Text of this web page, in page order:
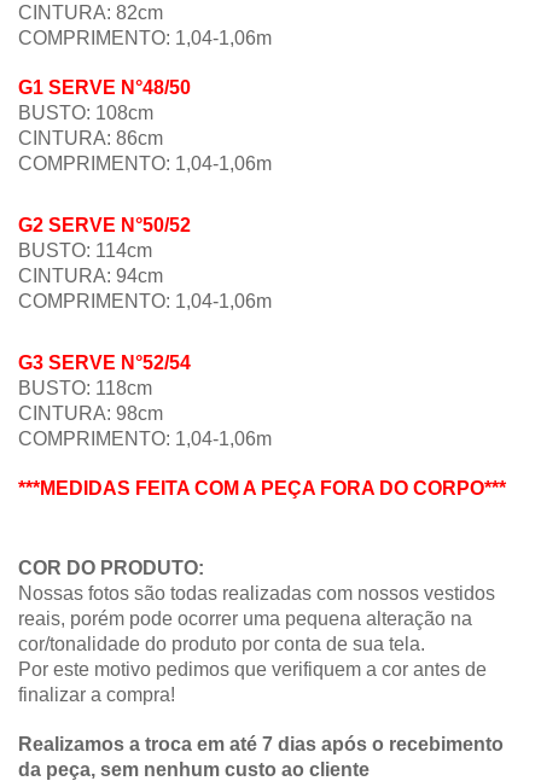
CINTURA: 82cm
COMPRIMENTO: 1,04-1,06m
G1 SERVE N°48/50
BUSTO: 108cm
CINTURA: 86cm
COMPRIMENTO: 1,04-1,06m
G2 SERVE N°50/52
BUSTO: 114cm
CINTURA: 94cm
COMPRIMENTO: 1,04-1,06m
G3 SERVE N°52/54
BUSTO: 118cm
CINTURA: 98cm
COMPRIMENTO: 1,04-1,06m
***MEDIDAS FEITA COM A PEÇA FORA DO CORPO***
COR DO PRODUTO:
Nossas fotos são todas realizadas com nossos vestidos
reais, porém pode ocorrer uma pequena alteração na
cor/tonalidade do produto por conta de sua tela.
Por este motivo pedimos que verifiquem a cor antes de
finalizar a compra!
Realizamos a troca em até 7 dias após o recebimento
da peça, sem nenhum custo ao cliente